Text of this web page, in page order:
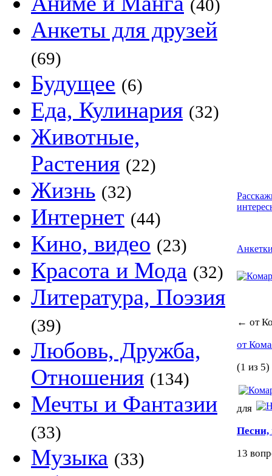
(40)
Анкеты для друзей
(69)
Будущее (6)
Еда, Кулинария (32)
Животные,
Растения (22)
Жизнь (32)
Интернет (44)
Кино, видео (23)
Красота и Мода (32)
Литература, Поэзия
(39)
Любовь, Дружба,
Отношения (134)
Мечты и Фантазии
(33)
Музыка (33)
← от
от
(1 из 5)
для
Песни,
13